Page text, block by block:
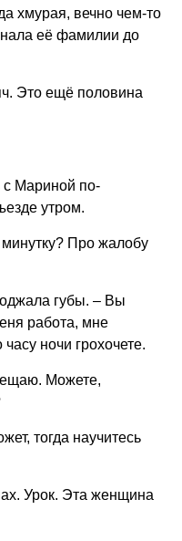
хмурая, вечно чем-то
её фамилии до
Это ещё половина
с Мариной по-
утром.
Про жалобу
губы. – Вы
работа, мне
ночи грохочете.
Можете,
тогда научитесь
Урок. Эта женщина